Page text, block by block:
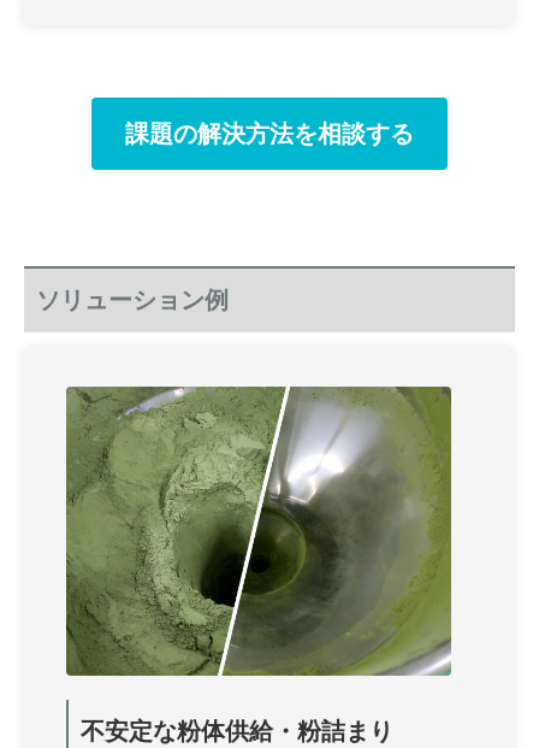
課題の解決方法を相談する
ソリューション例
不安定な粉体供給・粉詰まり